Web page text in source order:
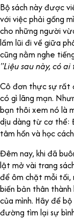
Bộ sách này được
với việc phải gồng
cho những người
lầm lũi đi về giữa
cũng nằm nghe
"Liệu sau này, có
Cô đơn thực sự rất
có gì lãng mạn.
bạn thôi xem nó là
dịu dàng từ cơ thể:
tâm hồn và học
Đêm nay, khi đã
lật mở vài trang
để ôm chặt mỗi tối,
biến bản thân
của mình. Hãy để
đường tìm lại sự